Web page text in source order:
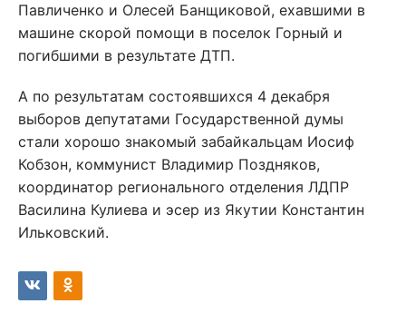
Павличенко и Олесей Банщиковой, ехавшими в
машине скорой помощи в поселок Горный и
погибшими в результате ДТП.
А по результатам состоявшихся 4 декабря
выборов депутатами Государственной думы
стали хорошо знакомый забайкальцам Иосиф
Кобзон, коммунист Владимир Поздняков,
координатор регионального отделения ЛДПР
Василина Кулиева и эсер из Якутии Константин
Ильковский.